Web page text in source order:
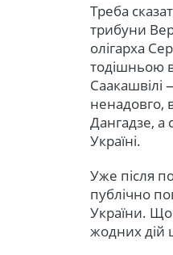
Треба
трибуни
олігарха
тодішньою
Саакашвілі
ненадовго,
Дангадзе, а
Україні.
Уже після
публічно
України.
жодних дій